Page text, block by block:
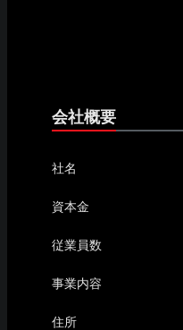
会社概要
社名
資本金
従業員数
事業内容
住所